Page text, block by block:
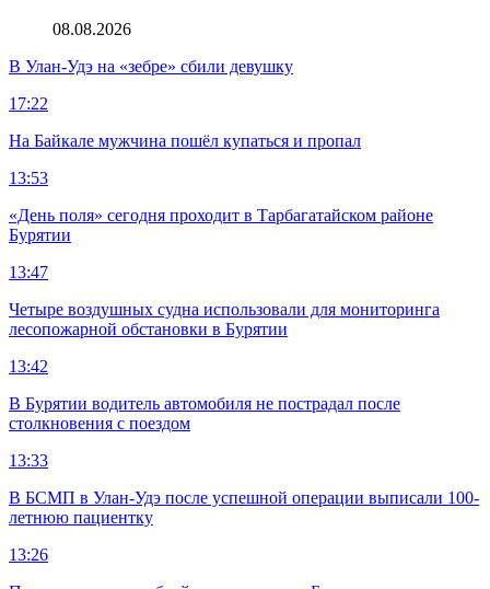
08.08.2026
В Улан-Удэ на «зебре» сбили девушку
17:22
На Байкале мужчина пошёл купаться и пропал
13:53
«День поля» сегодня проходит в Тарбагатайском районе
Бурятии
13:47
Четыре воздушных судна использовали для мониторинга
лесопожарной обстановки в Бурятии
13:42
В Бурятии водитель автомобиля не пострадал после
столкновения с поездом
13:33
В БСМП в Улан-Удэ после успешной операции выписали 100-
летнюю пациентку
13:26